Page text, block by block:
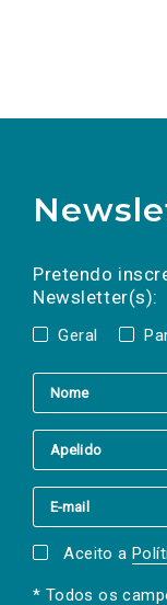
Pretendo
Newsletter(s):
Geral
a(s)
mail
Aceito a
* Todos os